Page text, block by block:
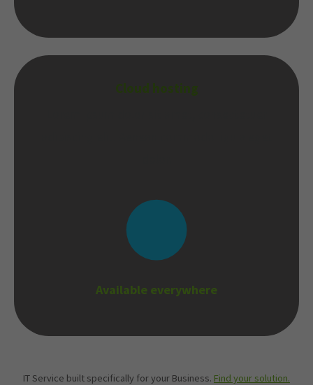
Cloud hosting
Available everywhere
IT Service built specifically for your Business. Find your solution.